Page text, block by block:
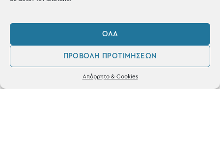
ΌΛΑ
ΠΡΟΒΟΛΉ ΠΡΟΤΙΜΉΣΕΩΝ
Απόρρητο & Cookies
Σταθά 17, 38221 Βόλος
Δευ / Τετ / Σαβ: 09:00 - 15:00
Τριτ / Πεμ / Παρ: 09:00 - 21:00
Φίλτρα
0